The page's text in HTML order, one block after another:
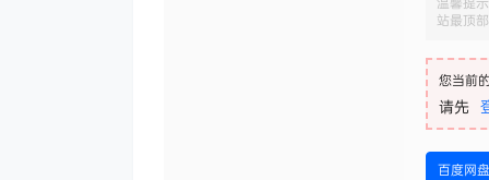
站最顶
您当前
请先
百度网盘